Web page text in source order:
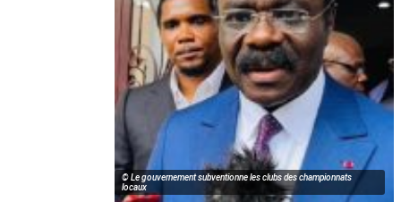
© Le gouvernement subventionne les clubs des championnats
locaux